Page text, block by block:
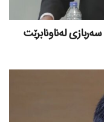
لەناونابرێت